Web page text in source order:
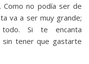
Como no podía ser de
va a ser muy grande;
todo. Si te encanta
sin tener que gastarte